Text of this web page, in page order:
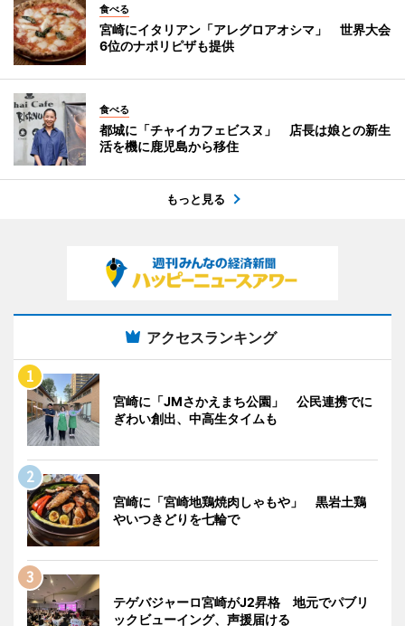
食べる
宮崎にイタリアン「アレグロアオシマ」 世界大会
6位のナポリピザも提供
食べる
都城に「チャイカフェビスヌ」 店長は娘との新生
活を機に鹿児島から移住
もっと見る
アクセスランキング
宮崎に「JMさかえまち公園」 公民連携でに
ぎわい創出、中高生タイムも
宮崎に「宮崎地鶏焼肉しゃもや」 黒岩土鶏
やいつきどりを七輪で
テゲバジャーロ宮崎がJ2昇格 地元でパブリ
ックビューイング、声援届ける